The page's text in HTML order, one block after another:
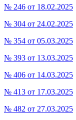
№ 246 от 18.02.2025
№ 304 от 24.02.2025
№ 354 от 05.03.2025
№ 393 от 13.03.2025
№ 406 от 14.03.2025
№ 413 от 17.03.2025
№ 482 от 27.03.2025